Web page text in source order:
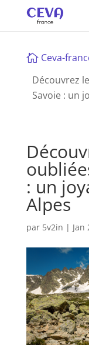
 Ceva-
Découvrez
Savoie : un
: un
Alpes
par 5v2in | Jan